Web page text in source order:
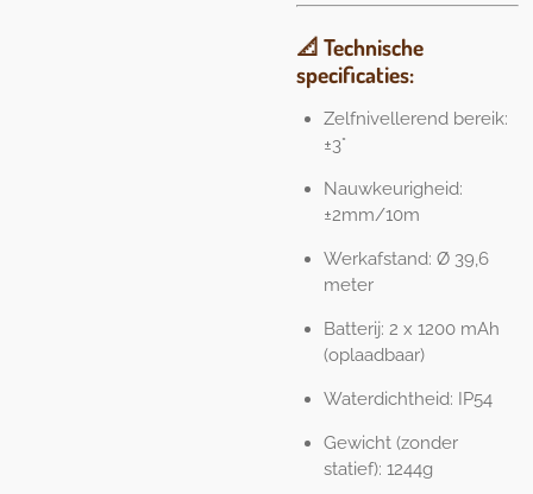
📐 Technische
specificaties:
Zelfnivellerend bereik:
±3°
Nauwkeurigheid:
±2mm/10m
Werkafstand: Ø 39,6
meter
Batterij: 2 x 1200 mAh
(oplaadbaar)
Waterdichtheid: IP54
Gewicht (zonder
statief): 1244g